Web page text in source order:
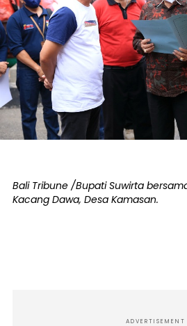
Bali Tribune /Bupati Suwirta
Kacang Dawa, Desa Kamasan.
ADVERTISEMENT